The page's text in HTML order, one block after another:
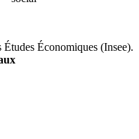
Économiques (Insee).